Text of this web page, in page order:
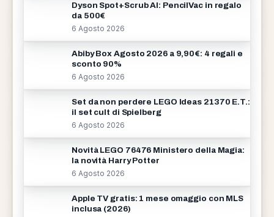
Dyson Spot+Scrub AI: PencilVac in regalo
da 500€
6 Agosto 2026
Abiby Box Agosto 2026 a 9,90€: 4 regali e
sconto 90%
6 Agosto 2026
Set da non perdere LEGO Ideas 21370 E.T.:
il set cult di Spielberg
6 Agosto 2026
Novità LEGO 76476 Ministero della Magia:
la novità Harry Potter
6 Agosto 2026
Apple TV gratis: 1 mese omaggio con MLS
inclusa (2026)